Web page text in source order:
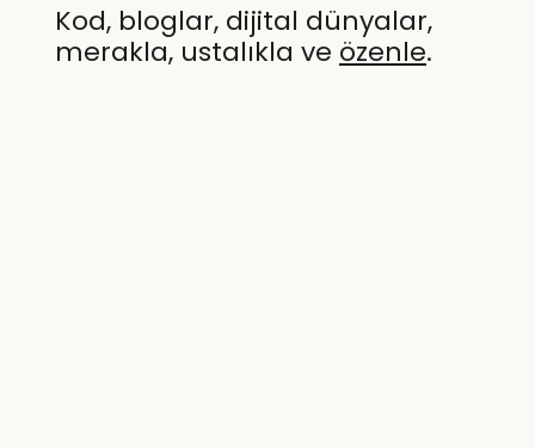
Kod, bloglar, dijital dünyalar,
merakla, ustalıkla ve özenle.